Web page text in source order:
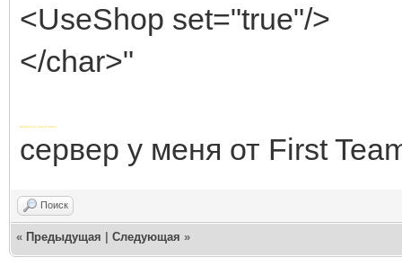
<UseShop set="true"/>
</char>"
Добавлено через 5 минут
сервер у меня от First
Поиск
« Предыдущая Следующая »